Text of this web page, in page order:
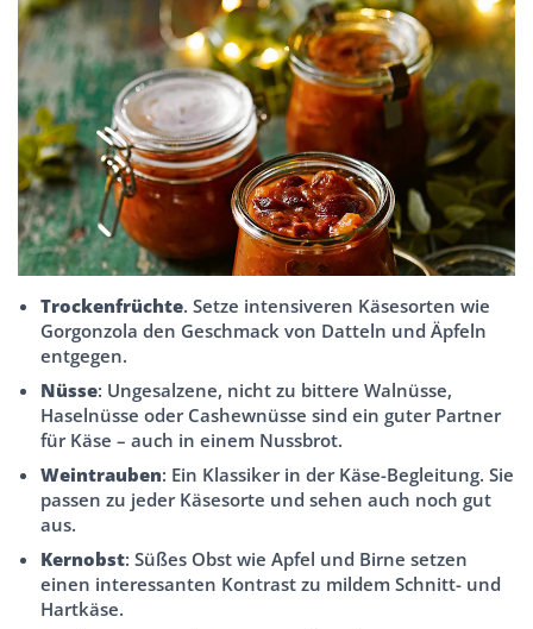
Trockenfrüchte. Setze intensiveren Käsesorten wie
Gorgonzola den Geschmack von Datteln und Äpfeln
entgegen.
Nüsse: Ungesalzene, nicht zu bittere Walnüsse,
Haselnüsse oder Cashewnüsse sind ein guter Partner
für Käse – auch in einem Nussbrot.
Weintrauben: Ein Klassiker in der Käse-Begleitung. Sie
passen zu jeder Käsesorte und sehen auch noch gut
aus.
Kernobst: Süßes Obst wie Apfel und Birne setzen
einen interessanten Kontrast zu mildem Schnitt- und
Hartkäse.